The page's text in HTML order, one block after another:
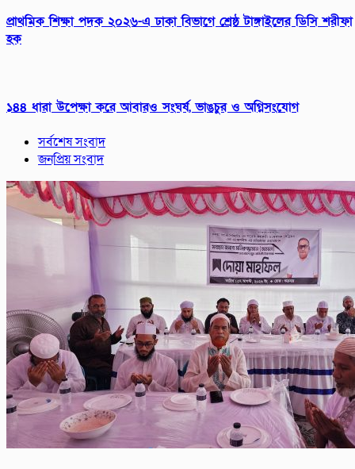
প্রাথমিক শিক্ষা পদক ২০২৬-এ ঢাকা বিভাগে শ্রেষ্ঠ টাঙ্গাইলের ডিসি শরীফা
হক
১৪৪ ধারা উপেক্ষা করে আবারও সংঘর্ষ, ভাঙচুর ও অগ্নিসংযোগ
সর্বশেষ সংবাদ
জনপ্রিয় সংবাদ